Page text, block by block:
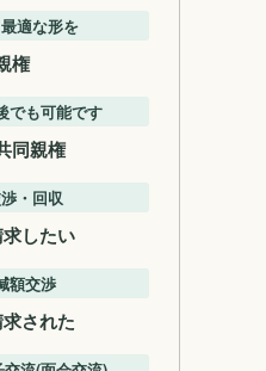
適な形を
権
でも可能です
同親権
・回収
したい
額交渉
された